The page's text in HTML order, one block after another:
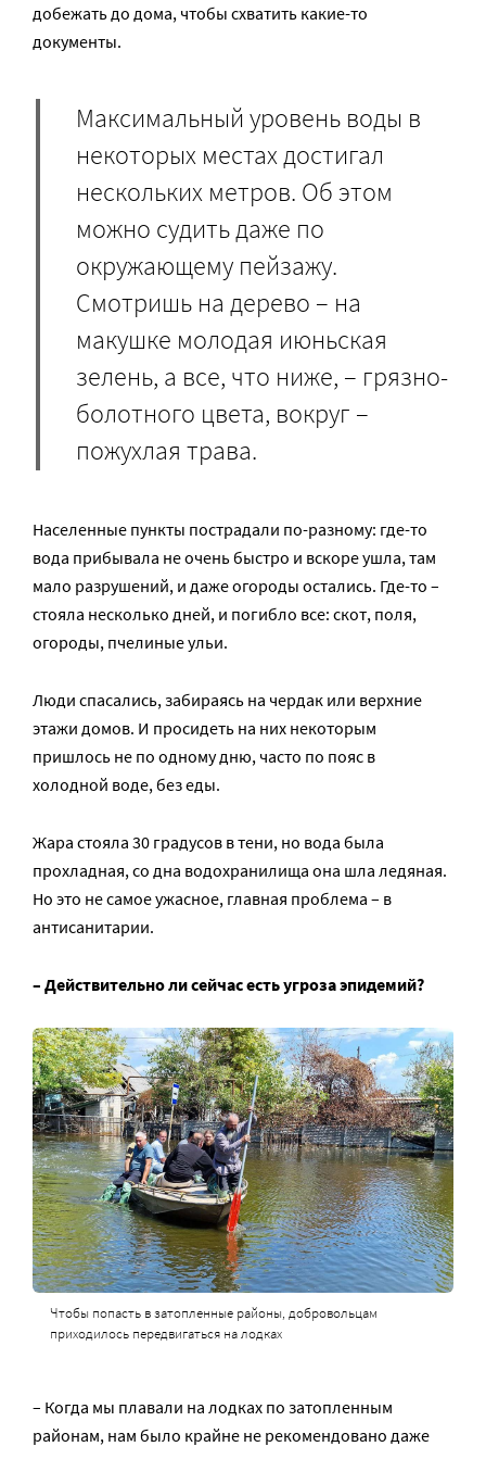
добежать до дома, чтобы схватить какие-то
документы.
Максимальный уровень воды в
некоторых местах достигал
нескольких метров. Об этом
можно судить даже по
окружающему пейзажу.
Смотришь на дерево – на
макушке молодая июньская
зелень, а все, что ниже, – грязно-
болотного цвета, вокруг –
пожухлая трава.
Населенные пункты пострадали по-разному: где-то
вода прибывала не очень быстро и вскоре ушла, там
мало разрушений, и даже огороды остались. Где-то –
стояла несколько дней, и погибло все: скот, поля,
огороды, пчелиные ульи.
Люди спасались, забираясь на чердак или верхние
этажи домов. И просидеть на них некоторым
пришлось не по одному дню, часто по пояс в
холодной воде, без еды.
Жара стояла 30 градусов в тени, но вода была
прохладная, со дна водохранилища она шла ледяная.
Но это не самое ужасное, главная проблема – в
антисанитарии.
– Действительно ли сейчас есть угроза эпидемий?
Чтобы попасть в затопленные районы, добровольцам
приходилось передвигаться на лодках
– Когда мы плавали на лодках по затопленным
районам, нам было крайне не рекомендовано даже